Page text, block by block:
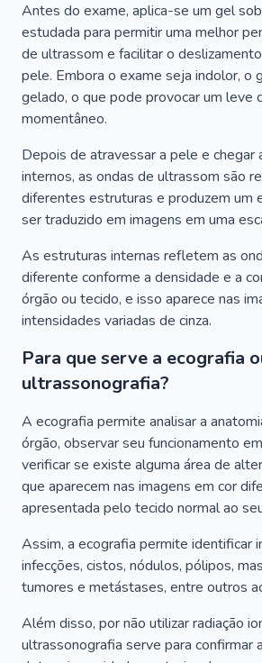
Antes do exame, aplica-se um gel
estudada para permitir uma melhor
de ultrassom e facilitar o
pele. Embora o exame seja indolor, o
gelado, o que pode provocar um leve
momentâneo.
Depois de atravessar a pele e chegar
internos, as ondas de ultrassom são
diferentes estruturas e produzem um
ser traduzido em imagens em uma
As estruturas internas refletem as
diferente conforme a densidade e a
órgão ou tecido, e isso aparece nas
intensidades variadas de cinza.
Para que serve a ecografia
ultrassonografia?
A ecografia permite analisar a
órgão, observar seu funcionamento
verificar se existe alguma área de
que aparecem nas imagens em cor
apresentada pelo tecido normal ao
Assim, a ecografia permite identificar
infecções, cistos, nódulos, pólipos,
tumores e metástases, entre outros
Além disso, por não utilizar radiação
ultrassonografia serve para confirmar